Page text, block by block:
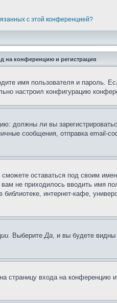
с этой конференцией?
на конференцию и регистрация
имя пользователя и пароль.
настроил конфигурацию
должны ли вы
сообщения, отправка email-
оставаться под своим
не приходилось вводить имя
интернет-кафе,
. ВыберитеДа, и вы будете
страницу входа на конференцию